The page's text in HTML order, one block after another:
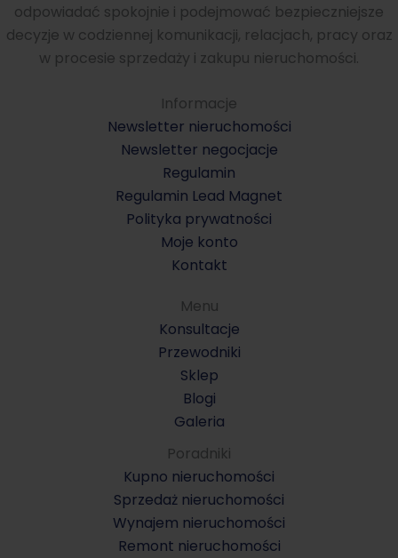
odpowiadać spokojnie i podejmować bezpieczniejsze
decyzje w codziennej komunikacji, relacjach, pracy oraz
w procesie sprzedaży i zakupu nieruchomości.
Informacje
Newsletter nieruchomości
Newsletter negocjacje
Regulamin
Regulamin Lead Magnet
Polityka prywatności
Moje konto
Kontakt
Menu
Konsultacje
Przewodniki
Sklep
Blogi
Galeria
Poradniki
Kupno nieruchomości
Sprzedaż nieruchomości
Wynajem nieruchomości
Remont nieruchomości